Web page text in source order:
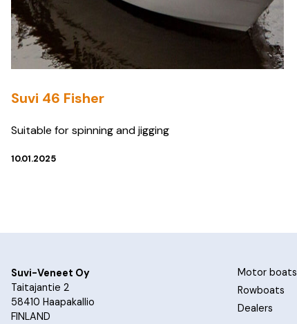
Suvi 46 Fisher
Suitable for spinning and jigging
10.01.2025
Suvi-Veneet Oy
Taitajantie 2
58410 Haapakallio
FINLAND
Motor boats
Rowboats
Dealers